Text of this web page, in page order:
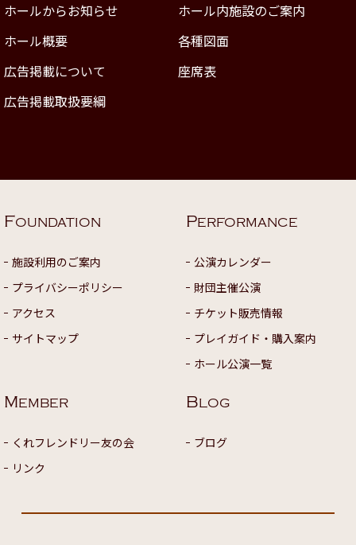
ホールからお知らせ
ホール内施設のご案内
ホール概要
各種図面
広告掲載について
座席表
広告掲載取扱要綱
FOUNDATION
施設利用のご案内
プライバシーポリシー
アクセス
サイトマップ
PERFORMANCE
公演カレンダー
財団主催公演
チケット販売情報
プレイガイド・購入案内
ホール公演一覧
MEMBER
くれフレンドリー友の会
リンク
BLOG
ブログ